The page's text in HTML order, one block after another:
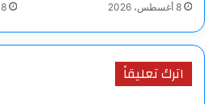
8 أغسطس، 2026 8 أغسطس، 2026
اترك تعليقاً